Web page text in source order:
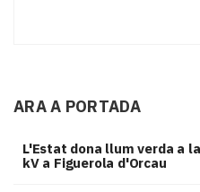
ARA A PORTADA
L'Estat dona llum verda a
kV a Figuerola d'Orcau